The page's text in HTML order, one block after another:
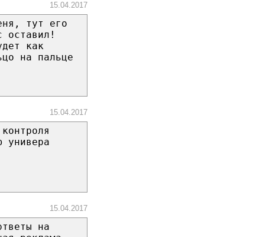
15.04.2017
тут его
оставил!
как
на пальце
15.04.2017
универа
15.04.2017
на